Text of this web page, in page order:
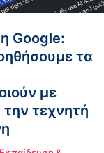
Google:
τα
με
τεχνητή